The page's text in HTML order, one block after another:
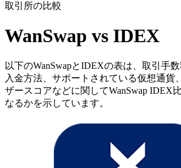
取引所の比較
WanSwap vs IDEX
以下のWanSwapとIDEXの表は、取引手
入金方法、サポートされている仮想通貨
ザースコアなどに関してWanSwap IDEX
なるかを示しています。